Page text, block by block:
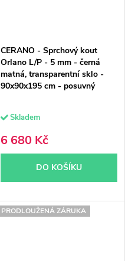
CERANO - Sprchový kout
Orlano L/P - 5 mm - černá
matná, transparentní sklo -
90x90x195 cm - posuvný
Skladem
6 680 Kč
DO KOŠÍKU
PRODLOUŽENÁ ZÁRUKA